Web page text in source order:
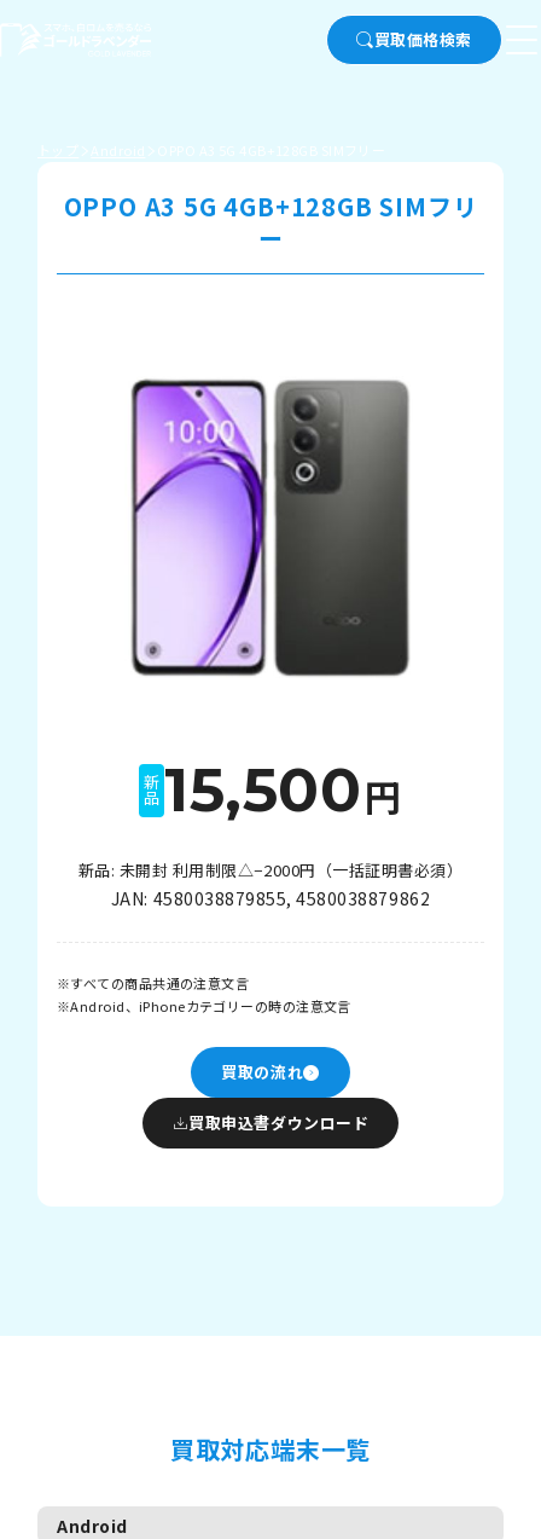
買取価格検索
トップ Android OPPO A3 5G 4GB+128GB SIMフリー
OPPO A3 5G 4GB+128GB SIMフリ
ー
新品15,500円
新品: 未開封 利用制限△−2000円（一括証明書必須）
JAN: 4580038879855,4580038879862
すべての商品共通の注意文言
Android、iPhoneカテゴリーの時の注意文言
買取の流れ
買取申込書ダウンロード
買取対応端末一覧
Android